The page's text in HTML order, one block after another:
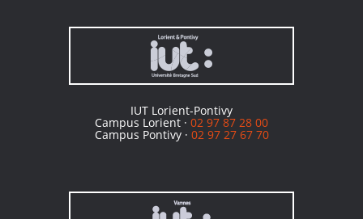
IUT Lorient-Pontivy
Campus Lorient · 02 97 87 28 00
Campus Pontivy · 02 97 27 67 70